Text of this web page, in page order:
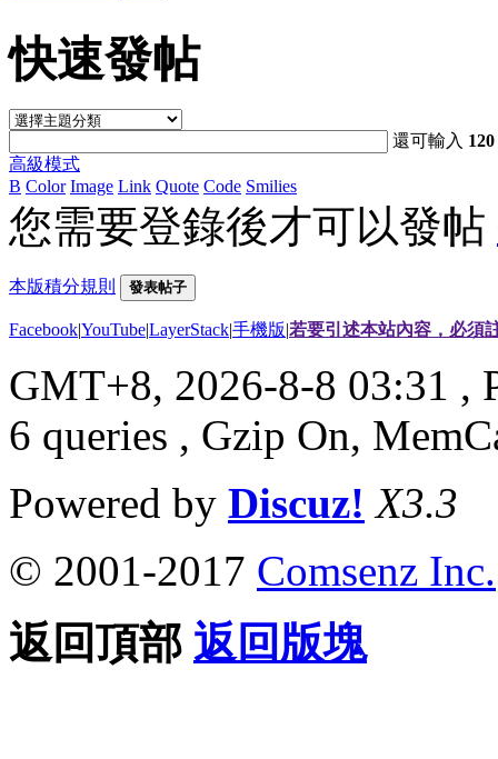
快速發帖
還可輸入 120
高級模式
B Color Image Link Quote Code Smilies
您需要登錄後才可以發帖
本版積分規則 發表帖子
Facebook|YouTube|LayerStack|手機版|若要引述本站內容，必須
GMT+8, 2026-8-8 03:31 ,
6 queries , Gzip On,
Powered by Discuz! X3.3
© 2001-2017 Comsenz Inc.
返回頂部 返回版塊